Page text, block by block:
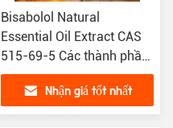
Bisabolol Natural
Essential Oil Extract CAS
515-69-5 Các thành phần
chăm sóc da tự nhiên Vật
liệu nguyên liệu mỹ phẩm
Nhận giá tốt nhất